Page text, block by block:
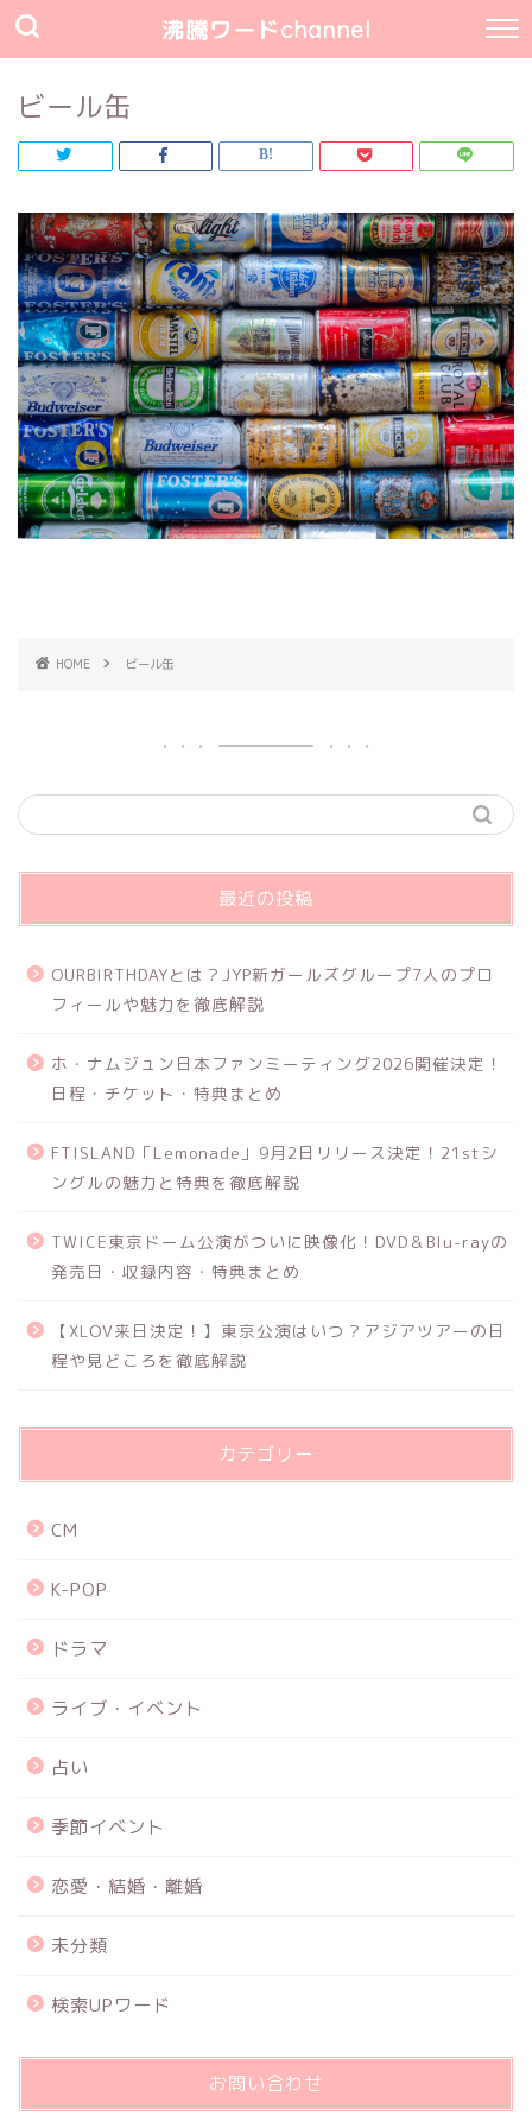
沸騰ワードchannel
ビール缶
HOME ビール缶
最近の投稿
OURBIRTHDAYとは？JYP新ガールズグループ7人のプロ
フィールや魅力を徹底解説
ホ・ナムジュン日本ファンミーティング2026開催決定！
日程・チケット・特典まとめ
FTISLAND「Lemonade」9月2日リリース決定！21stシ
ングルの魅力と特典を徹底解説
TWICE東京ドーム公演がついに映像化！DVD＆Blu-rayの
発売日・収録内容・特典まとめ
【XLOV来日決定！】東京公演はいつ？アジアツアーの日
程や見どころを徹底解説
カテゴリー
CM
K-POP
ドラマ
ライブ・イベント
占い
季節イベント
恋愛・結婚・離婚
未分類
検索UPワード
お問い合わせ